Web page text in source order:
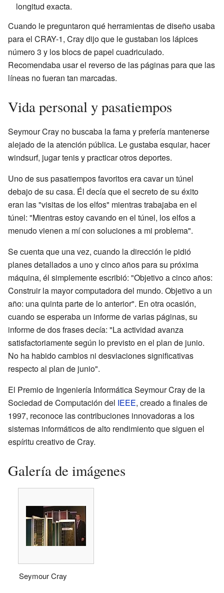
longitud exacta.
Cuando le preguntaron qué herramientas de diseño usaba
para el CRAY-1, Cray dijo que le gustaban los lápices
número 3 y los blocs de papel cuadriculado.
Recomendaba usar el reverso de las páginas para que las
líneas no fueran tan marcadas.
Vida personal y pasatiempos
Seymour Cray no buscaba la fama y prefería mantenerse
alejado de la atención pública. Le gustaba esquiar, hacer
windsurf, jugar tenis y practicar otros deportes.
Uno de sus pasatiempos favoritos era cavar un túnel
debajo de su casa. Él decía que el secreto de su éxito
eran las "visitas de los elfos" mientras trabajaba en el
túnel: "Mientras estoy cavando en el túnel, los elfos a
menudo vienen a mí con soluciones a mi problema".
Se cuenta que una vez, cuando la dirección le pidió
planes detallados a uno y cinco años para su próxima
máquina, él simplemente escribió: "Objetivo a cinco años:
Construir la mayor computadora del mundo. Objetivo a un
año: una quinta parte de lo anterior". En otra ocasión,
cuando se esperaba un informe de varias páginas, su
informe de dos frases decía: "La actividad avanza
satisfactoriamente según lo previsto en el plan de junio.
No ha habido cambios ni desviaciones significativas
respecto al plan de junio".
El Premio de Ingeniería Informática Seymour Cray de la
Sociedad de Computación del IEEE, creado a finales de
1997, reconoce las contribuciones innovadoras a los
sistemas informáticos de alto rendimiento que siguen el
espíritu creativo de Cray.
Galería de imágenes
Seymour Cray